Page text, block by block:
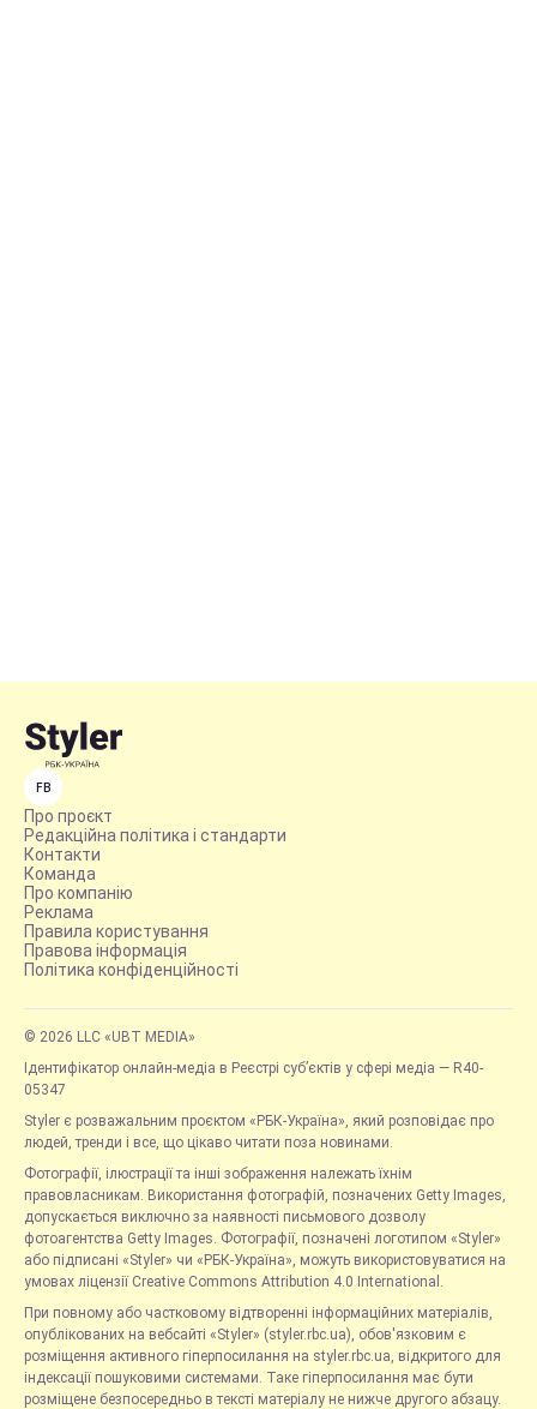
FB
Про проєкт
Редакційна політика і стандарти
Контакти
Команда
Про компанію
Реклама
Правила користування
Правова інформація
Політика конфіденційності
© 2026 LLC «UBT MEDIA»
Ідентифікатор онлайн-медіа в Реєстрі суб’єктів у сфері медіа — R40-
05347
Styler є розважальним проєктом «РБК-Україна», який розповідає про
людей, тренди і все, що цікаво читати поза новинами.
Фотографії, ілюстрації та інші зображення належать їхнім
правовласникам. Використання фотографій, позначених Getty Images,
допускається виключно за наявності письмового дозволу
фотоагентства Getty Images. Фотографії, позначені логотипом «Styler»
або підписані «Styler» чи «РБК-Україна», можуть використовуватися на
умовах ліцензії Creative Commons Attribution 4.0 International.
При повному або частковому відтворенні інформаційних матеріалів,
опублікованих на вебсайті «Styler» (styler.rbc.ua), обов'язковим є
розміщення активного гіперпосилання на styler.rbc.ua, відкритого для
індексації пошуковими системами. Таке гіперпосилання має бути
розміщене безпосередньо в тексті матеріалу не нижче другого абзацу.